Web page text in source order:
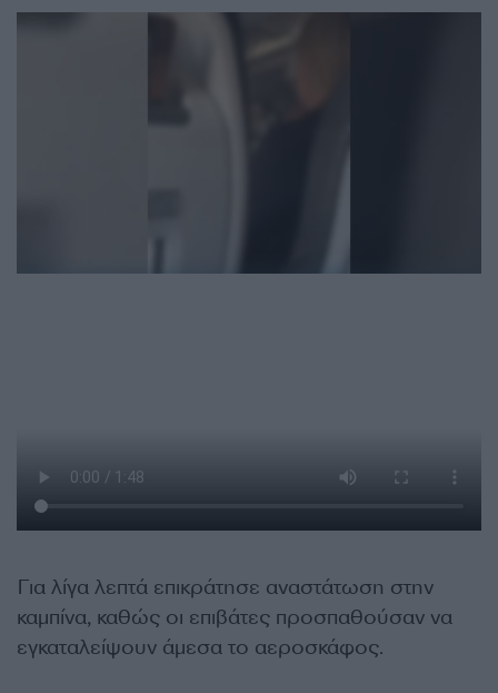
Για λίγα λεπτά επικράτησε αναστάτωση στην
καμπίνα, καθώς οι επιβάτες προσπαθούσαν να
εγκαταλείψουν άμεσα το αεροσκάφος.